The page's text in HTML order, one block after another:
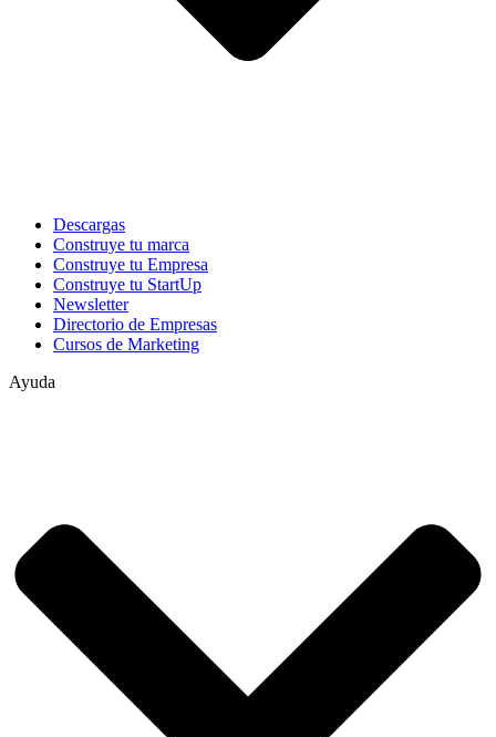
Descargas
Construye tu marca
Construye tu Empresa
Construye tu StartUp
Newsletter
Directorio de Empresas
Cursos de Marketing
Ayuda